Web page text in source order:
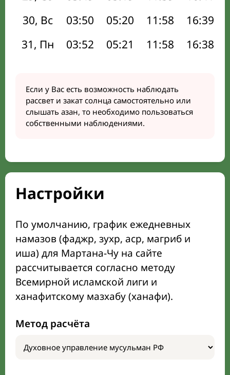
30, Вс
03:50 05:20 11:58 16:39
31, Пн
03:52 05:21 11:58 16:38
Если у Вас есть возможность наблюдать
рассвет и закат солнца самостоятельно или
слышать азан, то необходимо пользоваться
собственными наблюдениями.
Настройки
По умолчанию, график ежедневных
намазов (фаджр, зухр, аср, магриб и
иша) для Мартана-Чу на сайте
рассчитывается согласно методу
Всемирной исламской лиги и
ханафитскому мазхабу (ханафи).
Метод расчёта